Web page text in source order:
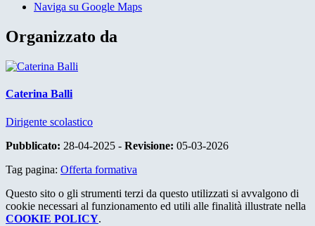
Naviga su Google Maps
Organizzato da
Caterina Balli
Dirigente scolastico
Pubblicato: 28-04-2025 - Revisione: 05-03-2026
Tag pagina: Offerta formativa
Questo sito o gli strumenti terzi da questo utilizzati si avvalgono di
cookie necessari al funzionamento ed utili alle finalità illustrate nella
COOKIE POLICY.